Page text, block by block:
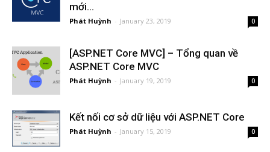
mới...
Phát Huỳnh - January 23, 2019 0
[ASP.NET Core MVC] – Tổng quan về
ASP.NET Core MVC
Phát Huỳnh - January 19, 2019 0
Kết nối cơ sở dữ liệu với ASP.NET Core
Phát Huỳnh - January 15, 2019 0